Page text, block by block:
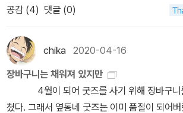
공감 (4) 댓글 (0)
chika 2020-04-16
장바구니는 채워져 있지만
4월이 되어 굿즈를 사기 위해 장바구니
쳤다. 그래서 옆동네 굿즈는 이미 품절이 되어